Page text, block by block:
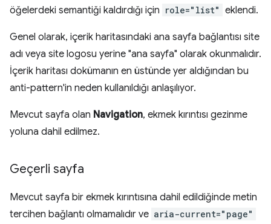
öğelerdeki semantiği kaldırdığı için role="list" eklendi.
Genel olarak, içerik haritasındaki ana sayfa bağlantısı site
adı veya site logosu yerine "ana sayfa" olarak okunmalıdır.
İçerik haritası dokümanın en üstünde yer aldığından bu
anti-pattern'in neden kullanıldığı anlaşılıyor.
Mevcut sayfa olan Navigation, ekmek kırıntısı gezinme
yoluna dahil edilmez.
Geçerli sayfa
Mevcut sayfa bir ekmek kırıntısına dahil edildiğinde metin
tercihen bağlantı olmamalıdır ve aria-current="page"